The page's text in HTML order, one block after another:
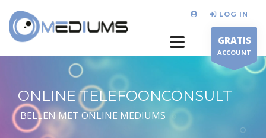
LOG IN
GRATIS
ACCOUNT
ONLINE TELEFOONCONSULT
BELLEN MET ONLINE MEDIUMS